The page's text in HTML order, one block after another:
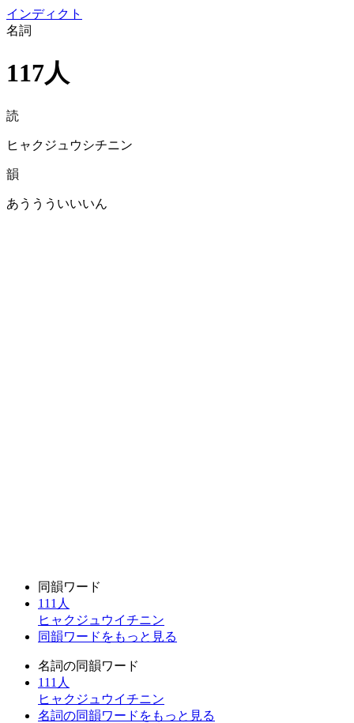
インディクト
名詞
117人
読
ヒャクジュウシチニン
韻
あううういいいん
同韻ワード
111人
ヒャクジュウイチニン
同韻ワードをもっと見る
名詞の同韻ワード
111人
ヒャクジュウイチニン
名詞の同韻ワードをもっと見る